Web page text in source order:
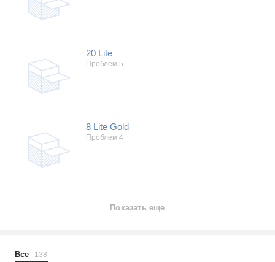
20 Lite
Проблем 5
8 Lite Gold
Проблем 4
Показать еще
Все 138